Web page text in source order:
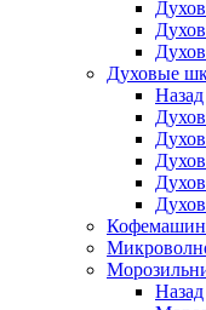
Духовые
Назад
Назад